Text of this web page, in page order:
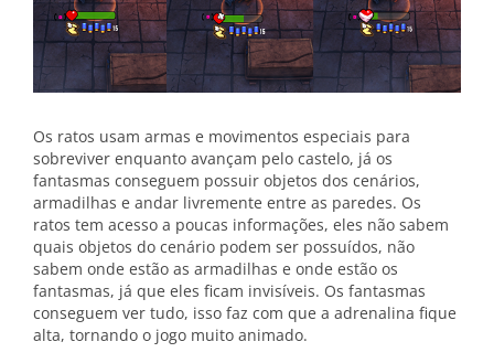
Os ratos usam armas e movimentos especiais para
sobreviver enquanto avançam pelo castelo, já os
fantasmas conseguem possuir objetos dos cenários,
armadilhas e andar livremente entre as paredes. Os
ratos tem acesso a poucas informações, eles não sabem
quais objetos do cenário podem ser possuídos, não
sabem onde estão as armadilhas e onde estão os
fantasmas, já que eles ficam invisíveis. Os fantasmas
conseguem ver tudo, isso faz com que a adrenalina fique
alta, tornando o jogo muito animado.